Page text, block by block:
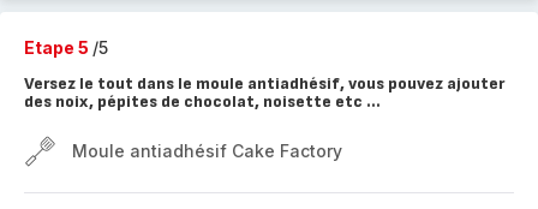
Etape 5 /5
Versez le tout dans le moule antiadhésif, vous pouvez ajouter
des noix, pépites de chocolat, noisette etc ...
Moule antiadhésif Cake Factory